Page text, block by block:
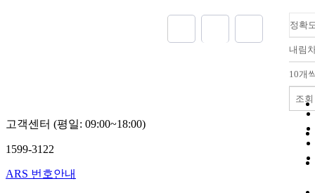
정확
내림
10개
조회
고객센터 (평일: 09:00~18:00)
1599-3122
ARS 번호안내